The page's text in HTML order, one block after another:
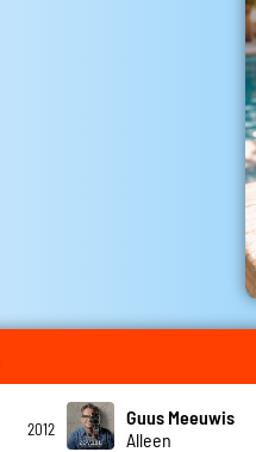
2012
Guus Meeuwis
Alleen